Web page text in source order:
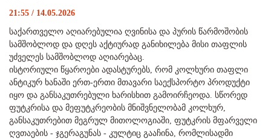
21:55 / 14.05.2026
საქართველო აღიარებულია ღვინისა და პურის წარმოშობის
სამშობლოდ და დღეს აქტიურად განიხილება მისი თაფლის
უძველეს სამშობლოდ აღიარებაც.
ისტორიული წყაროები ადასტურებს, რომ კოლხური თაფლი
ანტიკურ ხანაში ერთ-ერთი მთავარი საექსპორტო პროდუქტი
იყო და განსაკუთრებული ხარისხით გამოირჩეოდა. სწორედ
ფუტკრისა და მეფუტკრეობის მნიშვნელობამ კოლხურ,
განსაკუთრებით მეგრულ მითოლოგიაში, ფუტკრის მფარველი
ღვთაების - ჯგერაგუნას - კულტიც გააჩინა, რომლისადმი